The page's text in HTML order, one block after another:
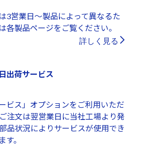
3営業日～製品によって異なるた
各製品ページをご覧ください。
詳しく見る
出荷サービス
ビス」オプションをご利用いただ
注文は翌営業日に当社工場より発
品状況によりサービスが使用でき
す。